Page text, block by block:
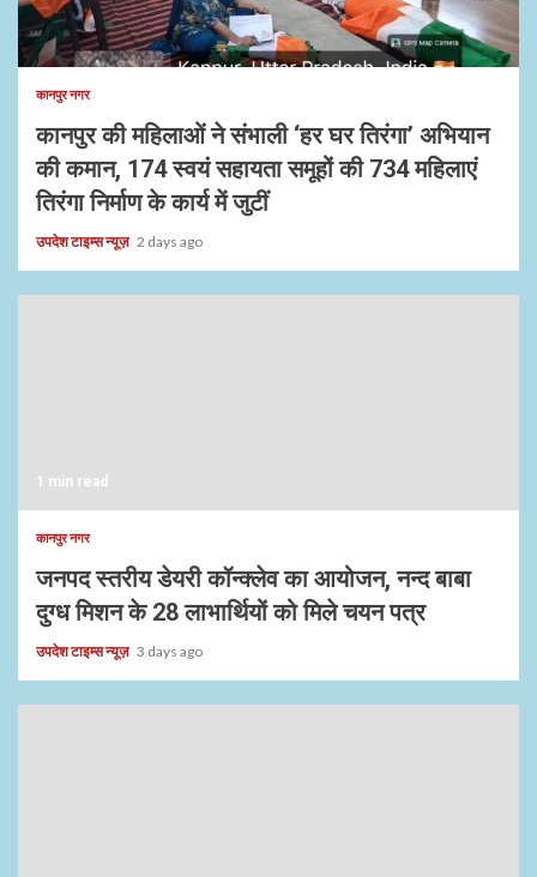
1 min read
कानपुर नगर
कानपुर की महिलाओं ने संभाली ‘हर घर तिरंगा’ अभियान
की कमान, 174 स्वयं सहायता समूहों की 734 महिलाएं
तिरंगा निर्माण के कार्य में जुटीं
उपदेश टाइम्स न्यूज़ 2 days ago
1 min read
कानपुर नगर
जनपद स्तरीय डेयरी कॉन्क्लेव का आयोजन, नन्द बाबा
दुग्ध मिशन के 28 लाभार्थियों को मिले चयन पत्र
उपदेश टाइम्स न्यूज़ 3 days ago